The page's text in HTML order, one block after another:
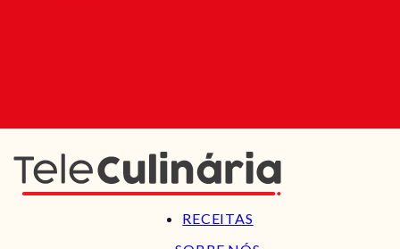
RECEITAS